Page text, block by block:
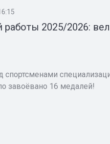
работы 2025/2026:
спортсменами
завоёвано 16 медалей!